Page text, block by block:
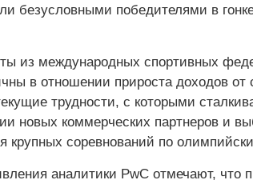
безусловными победителями в
из международных спортивных
в отношении прироста доходов от
трудности, с которыми
новых коммерческих партнеров и
крупных соревнований по
аналитики PwC отмечают, что